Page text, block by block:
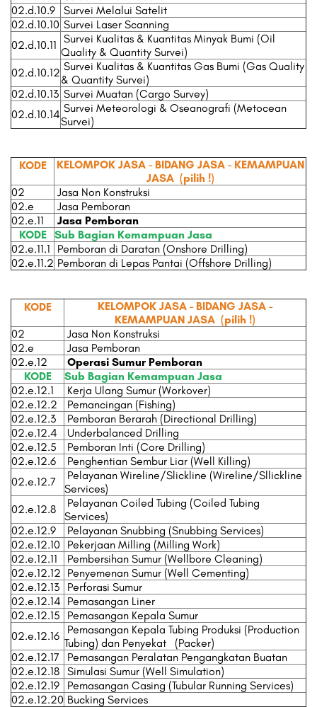
02.d.10.9
Survei Melalui Satelit
02.d.10.10 Survei Laser Scanning
02.d.10.11 Survei Kualitas & Kuantitas Minyak Bumi (Oil
Quality & Quantity Survei)
02.d.10.12 Survei Kualitas & Kuantitas Gas Bumi (Gas Quality
& Quantity Survei)
02.d.10.13 Survei Muatan (Cargo Survey)
02.d.10.14 Survei Meteorologi & Oseanografi (Metocean
Survei)
KODE
KELOMPOK JASA - BIDANG JASA - KEMAMPUAN
JASA (pilih !)
02
Jasa Non Konstruksi
02.e
Jasa Pemboran
02.e.11
Jasa Pemboran
KODE
Sub Bagian Kemampuan Jasa
02.e.11.1
Pemboran di Daratan (Onshore Drilling)
02.e.11.2 Pemboran di Lepas Pantai (Offshore Drilling)
KODE
KELOMPOK JASA - BIDANG JASA -
KEMAMPUAN JASA (pilih !)
02
Jasa Non Konstruksi
02.e
Jasa Pemboran
02.e.12
Operasi Sumur Pemboran
KODE
Sub Bagian Kemampuan Jasa
02.e.12.1
Kerja Ulang Sumur (Workover)
02.e.12.2
Pemancingan (Fishing)
02.e.12.3
Pemboran Berarah (Directional Drilling)
02.e.12.4
Underbalanced Drilling
02.e.12.5
Pemboran Inti (Core Drilling)
02.e.12.6
Penghentian Sembur Liar (Well Killing)
02.e.12.7
Pelayanan Wireline/Slickline (Wireline/Sllickline
Services)
02.e.12.8
Pelayanan Coiled Tubing (Coiled Tubing
Services)
02.e.12.9
Pelayanan Snubbing (Snubbing Services)
02.e.12.10 Pekerjaan Milling (Milling Work)
02.e.12.11
Pembersihan Sumur (Wellbore Cleaning)
02.e.12.12 Penyemenan Sumur (Well Cementing)
02.e.12.13
Perforasi Sumur
02.e.12.14 Pemasangan Liner
02.e.12.15
Pemasangan Kepala Sumur
02.e.12.16
Pemasangan Kepala Tubing Produksi (Production
Tubing) dan Penyekat (Packer)
02.e.12.17
Pemasangan Peralatan Pengangkatan Buatan
02.e.12.18 Simulasi Sumur (Well Simulation)
02.e.12.19
Pemasangan Casing (Tubular Running Services)
02.e.12.20 Bucking Services